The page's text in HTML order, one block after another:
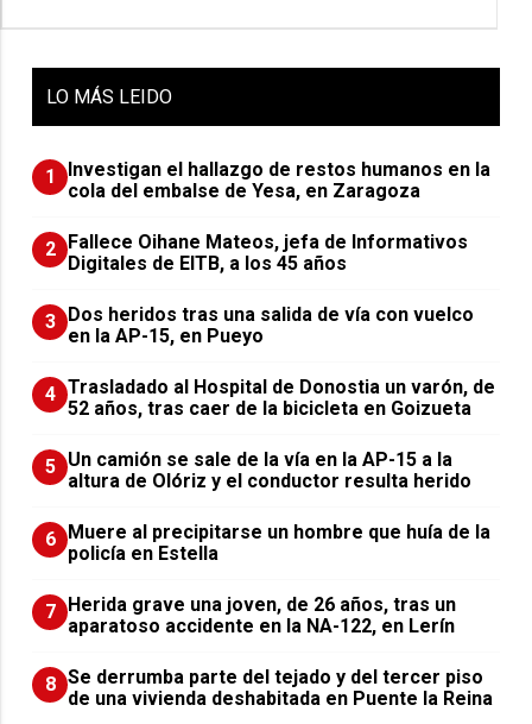
LO MÁS LEIDO
1
Investigan el hallazgo de restos humanos en la
cola del embalse de Yesa, en Zaragoza
2
Fallece Oihane Mateos, jefa de Informativos
Digitales de EITB, a los 45 años
3
Dos heridos tras una salida de vía con vuelco
en la AP-15, en Pueyo
4 Trasladado al Hospital de Donostia un varón, de
52 años, tras caer de la bicicleta en Goizueta
5 Un camión se sale de la vía en la AP-15 a la
altura de Olóriz y el conductor resulta herido
6
Muere al precipitarse un hombre que huía de la
policía en Estella
7
Herida grave una joven, de 26 años, tras un
aparatoso accidente en la NA-122, en Lerín
8 Se derrumba parte del tejado y del tercer piso
de una vivienda deshabitada en Puente la Reina